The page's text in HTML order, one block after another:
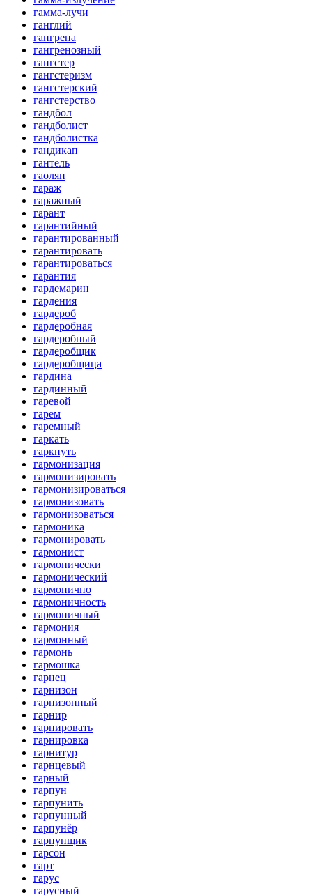
гамма-лучи
ганглий
гангрена
гангренозный
гангстер
гангстеризм
гангстерский
гангстерство
гандбол
гандболист
гандболистка
гандикап
гантель
гаолян
гараж
гаражный
гарант
гарантийный
гарантированный
гарантировать
гарантироваться
гарантия
гардемарин
гардения
гардероб
гардеробная
гардеробный
гардеробщик
гардеробщица
гардина
гардинный
гаревой
гарем
гаремный
гаркать
гаркнуть
гармонизация
гармонизировать
гармонизироваться
гармонизовать
гармонизоваться
гармоника
гармонировать
гармонист
гармонически
гармонический
гармонично
гармоничность
гармоничный
гармония
гармонный
гармонь
гармошка
гарнец
гарнизон
гарнизонный
гарнир
гарнировать
гарнировка
гарнитур
гарнцевый
гарный
гарпун
гарпунить
гарпунный
гарпунёр
гарпунщик
гарсон
гарт
гарус
гарусный